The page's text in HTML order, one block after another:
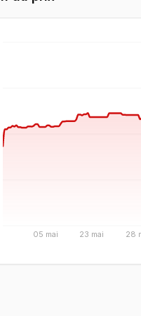
05 mai 23 mai 28